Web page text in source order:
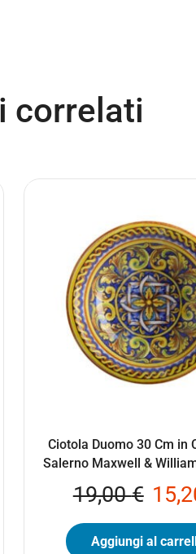
correlati
Ciotola Duomo 30 Cm in
Salerno Maxwell &
19,00€
Aggiungi al